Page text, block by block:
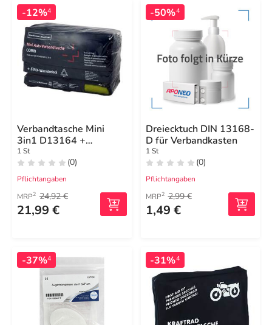
-12%4
Verbandtasche Mini
3in1 D13164 +
Warndreieck + Weste
1 St
(0)
Pflichtangaben
MRP2 24,92 €
21,99 €
-50%4
Dreiecktuch DIN 13168-
D für Verbandkasten
1 St
(0)
Pflichtangaben
MRP2 2,99 €
1,49 €
-37%4 -31%4